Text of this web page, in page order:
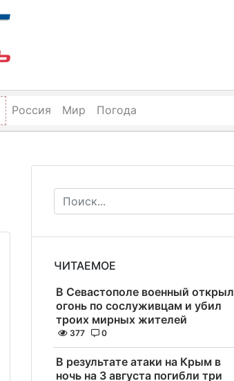
Россия Мир Погода
ЧИТАЕМОЕ
В Севастополе военный открыл
огонь по сослуживцам и убил
троих мирных жителей
377 0
В результате атаки на Крым в
ночь на 3 августа погибли три